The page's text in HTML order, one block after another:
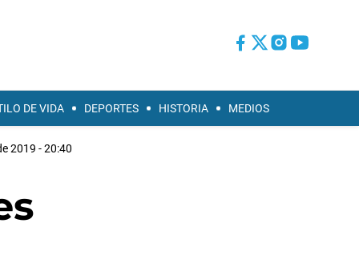
DE VIDA DEPORTES HISTORIA MEDIOS
2019 - 20:40